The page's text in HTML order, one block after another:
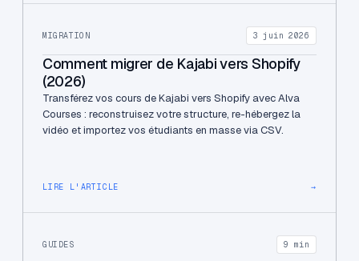
MIGRATION 3 juin 2026
Comment migrer de Kajabi vers Shopify
(2026)
Transférez vos cours de Kajabi vers Shopify avec Alva
Courses : reconstruisez votre structure, re-hébergez la
vidéo et importez vos étudiants en masse via CSV.
LIRE L'ARTICLE →
GUIDES 9 min